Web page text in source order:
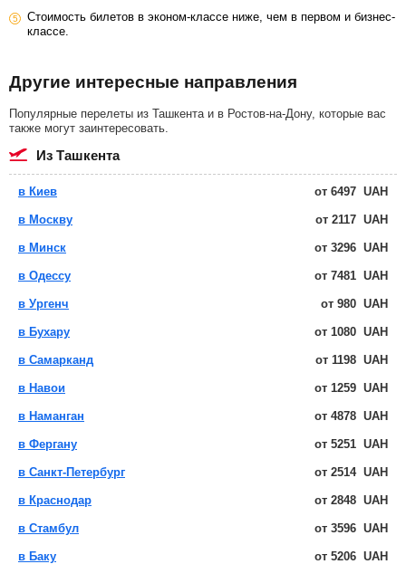
Стоимость билетов в эконом-классе ниже, чем в первом и бизнес-
классе.
Другие интересные направления
Популярные перелеты из Ташкента и в Ростов-на-Дону, которые вас
также могут заинтересовать.
из Ташкента
в Киев от 6497 UAH
в Москву от 2117 UAH
в Минск от 3296 UAH
в Одессу от 7481 UAH
в Ургенч от 980 UAH
в Бухару от 1080 UAH
в Самарканд от 1198 UAH
в Навои от 1259 UAH
в Наманган от 4878 UAH
в Фергану от 5251 UAH
в Санкт-Петербург от 2514 UAH
в Краснодар от 2848 UAH
в Стамбул от 3596 UAH
в Баку от 5206 UAH